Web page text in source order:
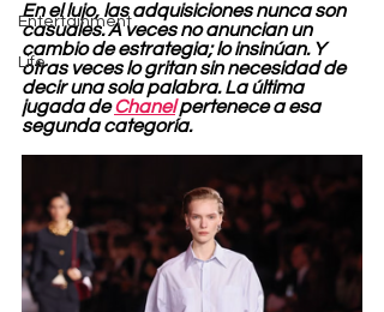
Entertainment
Life
En el lujo, las adquisiciones nunca son
casuales. A veces no anuncian un
cambio de estrategia; lo insinúan. Y
otras veces lo gritan sin necesidad de
decir una sola palabra. La última
jugada de Chanel pertenece a esa
segunda categoría.